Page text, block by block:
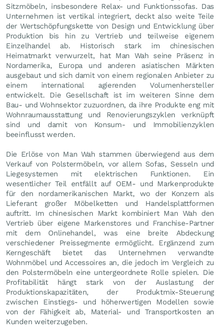
Sitzmöbeln, insbesondere Relax- und Funktionssofas. Das
Unternehmen ist vertikal integriert, deckt also weite Teile
der Wertschöpfungskette von Design und Entwicklung über
Produktion bis hin zu Vertrieb und teilweise eigenem
Einzelhandel ab. Historisch stark im chinesischen
Heimatmarkt verwurzelt, hat Man Wah seine Präsenz in
Nordamerika, Europa und anderen asiatischen Märkten
ausgebaut und sich damit von einem regionalen Anbieter zu
einem international agierenden Volumenhersteller
entwickelt. Die Gesellschaft ist im weiteren Sinne dem
Bau- und Wohnsektor zuzuordnen, da ihre Produkte eng mit
Wohnraumausstattung und Renovierungszyklen verknüpft
sind und damit von Konsum- und Immobilienzyklen
beeinflusst werden.
Die Erlöse von Man Wah stammen überwiegend aus dem
Verkauf von Polstermöbeln, vor allem Sofas, Sesseln und
Liegesystemen mit elektrischen Funktionen. Ein
wesentlicher Teil entfällt auf OEM- und Markenprodukte
für den nordamerikanischen Markt, wo der Konzern als
Lieferant großer Möbelketten und Handelsplattformen
auftritt. Im chinesischen Markt kombiniert Man Wah den
Vertrieb über eigene Markenstores und Franchise-Partner
mit dem Onlinehandel, was eine breite Abdeckung
verschiedener Preissegmente ermöglicht. Ergänzend zum
Kerngeschäft bietet das Unternehmen verwandte
Wohnmöbel und Accessoires an, die jedoch im Vergleich zu
den Polstermöbeln eine untergeordnete Rolle spielen. Die
Profitabilität hängt stark von der Auslastung der
Produktionskapazitäten, der Produktmix-Steuerung
zwischen Einstiegs- und höherwertigen Modellen sowie
von der Fähigkeit ab, Material- und Transportkosten an
Kunden weiterzugeben.